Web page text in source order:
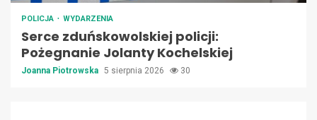
POLICJA WYDARZENIA
Serce zduńskowolskiej policji:
Pożegnanie Jolanty Kochelskiej
Joanna Piotrowska 5 sierpnia 2026 30